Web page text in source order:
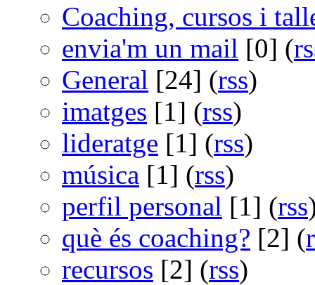
Coaching, cursos i
envia'm un mail [0] (
General [24] (rss)
imatges [1] (rss)
lideratge [1] (rss)
música [1] (rss)
perfil personal [1] (rss
què és coaching? [2] (
recursos [2] (rss)